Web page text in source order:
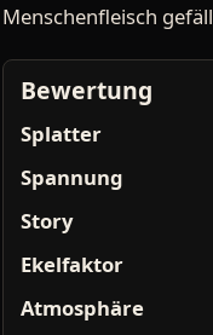
Menschenfleisch
Bewertung
Splatter
Spannung
Story
Ekelfaktor
Atmosphäre